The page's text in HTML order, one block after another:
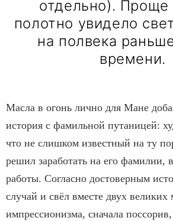
отдельно). Проще
полотно увидело
на полвека
времени.
Масла в огонь лично для Мане
история с фамильной путаницей:
что не слишком известный на ту
решил заработать на его фамилии,
работы. Согласно достоверным
случай и свёл вместе двух великих
импрессионизма, сначала